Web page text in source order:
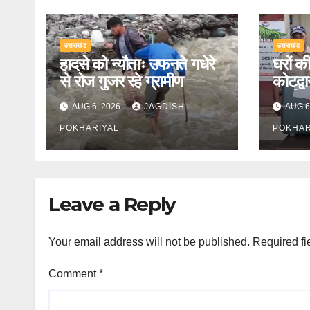
उत्तराखंड
हादसे को न्यौताः उफनते गधेरे
से रोज गुजर रहे ग्रामीण
AUG 6, 2026 JAGDISH
POKHARIYAL
उत्तराखंड
घरों
काAUG
Leave a Reply
Your email address will not be published. Required
Comment*